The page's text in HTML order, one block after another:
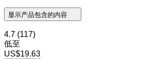
显示产品包含的内容
4.7 (117)
低至
US$19.63